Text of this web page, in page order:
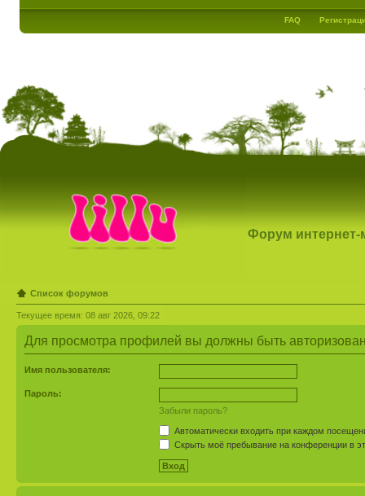
FAQ
Форум интернет-
Список форумов
Текущее время: 08 авг 2026, 09:22
Для просмотра профилей вы должны быть
Имя пользователя:
Пароль:
Забыли пароль?
Автоматически входить при каждом
Скрыть моё пребывание на конференции в